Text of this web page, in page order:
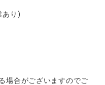
あり)
場合がございますのでご